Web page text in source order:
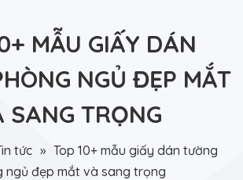
MẪU GIẤY DÁN
NGỦ ĐẸP MẮT
SANG TRỌNG
tức » Top 10+ mẫu giấy dán tường
ngủ đẹp mắt và sang trọng